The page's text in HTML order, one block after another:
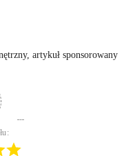
artykuł sponsorowany